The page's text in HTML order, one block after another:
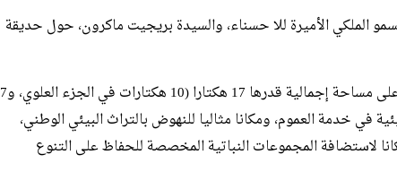
الملكي الأميرة للا حسناء، والسيدة بريجيت ماكرون، حول حديقة
وتشكل هذه الحديقة، التي أنشئت سنة 1914 على مساحة إجمالية قدرها 17 هكتارا (10 هكتارات في الجزء العلوي، و7
في خدمة العموم، ومكانا مثاليا للنهوض بالتراث البيئي الوطني،
لاستضافة المجموعات النباتية المخصصة للحفاظ على التنوع